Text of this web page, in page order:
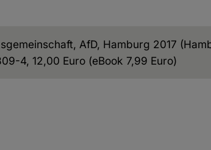
AfD, Hamburg 2017
4, 12,00 Euro (eBook 7,99 Euro)